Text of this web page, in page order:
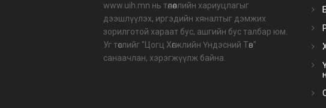
www.uih.mn нь төлөөллийн хариуцлагыг
дээшлүүлэх, иргэдийн хяналтыг дэмжих
зорилготой хараат бус, ашгийн бус талбар юм.
Уг төслийг "Цогц Хөгжлийн Үндэсний Төв"
санаачлан, хэрэгжүүлж байна.